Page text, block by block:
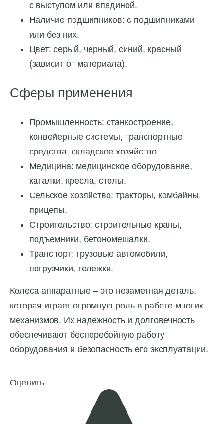
с выступом или впадиной.
Наличие подшипников: с подшипниками
или без них.
Цвет: серый, черный, синий, красный
(зависит от материала).
Сферы применения
Промышленность: станкостроение,
конвейерные системы, транспортные
средства, складское хозяйство.
Медицина: медицинское оборудование,
каталки, кресла, столы.
Сельское хозяйство: тракторы, комбайны,
прицепы.
Строительство: строительные краны,
подъемники, бетономешалки.
Транспорт: грузовые автомобили,
погрузчики, тележки.
Колеса аппаратные – это незаметная деталь,
которая играет огромную роль в работе многих
механизмов. Их надежность и долговечность
обеспечивают бесперебойную работу
оборудования и безопасность его эксплуатации.
Оценить